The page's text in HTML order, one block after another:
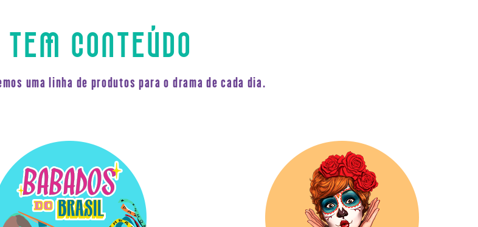
CONTEÚDO
uma linha de produtos para o drama de cada dia.